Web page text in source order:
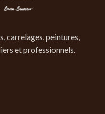
carrelages, peintures,
et professionnels.